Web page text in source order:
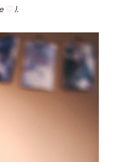
♡ ).